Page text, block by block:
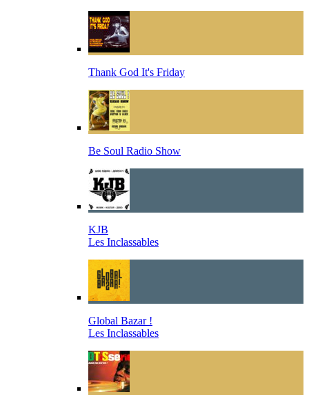
Thank God It's Friday
Be Soul Radio Show
KJB
Les Inclassables
Global Bazar !
Les Inclassables